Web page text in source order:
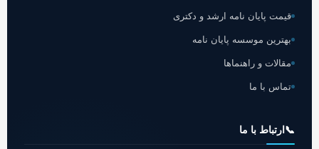
قیمت پایان نامه ارشد و دکتری
بهترین موسسه پایان نامه
مقالات و راهنماها
تماس با ما
📞 ارتباط با ما